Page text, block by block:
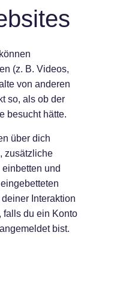
(z. B. Videos,
von anderen
so, als ob der
besucht hätte.
über dich
zusätzliche
und
Interaktion
falls du ein Konto
bist.